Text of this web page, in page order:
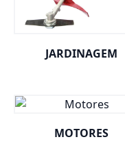
JARDINAGEM
MOTORES